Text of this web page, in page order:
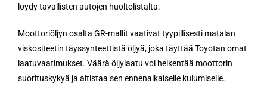
löydy tavallisten autojen huoltolistalta.
Moottoriöljyn osalta GR-mallit vaativat tyypillisesti matalan
viskositeetin täyssynteettistä öljyä, joka täyttää Toyotan omat
laatuvaatimukset. Väärä öljylaatu voi heikentää moottorin
suorituskykyä ja altistaa sen ennenaikaiselle kulumiselle.